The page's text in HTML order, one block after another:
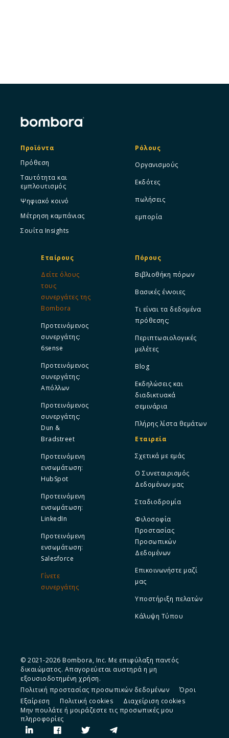
Προϊόντα
Πρόθεση
Ταυτότητα και
εμπλουτισμός
Ψηφιακό κοινό
Μέτρηση καμπάνιας
Σουίτα Insights
Ρόλους
Οργανισμούς
Εκδότες
πωλήσεις
εμπορία
Εταίρους
Δείτε όλους
τους
συνεργάτες της
Bombora
Προτεινόμενος
συνεργάτης:
6sense
Προτεινόμενος
συνεργάτης:
Απόλλων
Προτεινόμενος
συνεργάτης:
Dun &
Bradstreet
Προτεινόμενη
ενσωμάτωση:
HubSpot
Προτεινόμενη
ενσωμάτωση:
LinkedIn
Προτεινόμενη
ενσωμάτωση:
Salesforce
Γίνετε
συνεργάτης
Πόρους
Βιβλιοθήκη πόρων
Βασικές έννοιες
Τι είναι τα δεδομένα
πρόθεσης;
Περιπτωσιολογικές
μελέτες
Blog
Εκδηλώσεις και
διαδικτυακά
σεμινάρια
Πλήρης λίστα θεμάτων
Εταιρεία
Σχετικά με εμάς
Ο Συνεταιρισμός
Δεδομένων μας
Σταδιοδρομία
Φιλοσοφία
Προστασίας
Προσωπικών
Δεδομένων
Επικοινωνήστε μαζί
μας
Υποστήριξη πελατών
Κάλυψη Τύπου
© 2021-2026 Bombora, Inc. Με επιφύλαξη παντός
δικαιώματος. Απαγορεύεται αυστηρά η μη
εξουσιοδοτημένη χρήση.
Πολιτική προστασίας προσωπικών δεδομένων
Όροι
Εξαίρεση
Πολιτική cookies
Διαχείριση cookies
Μην πουλάτε ή μοιράζεστε τις προσωπικές μου
πληροφορίες